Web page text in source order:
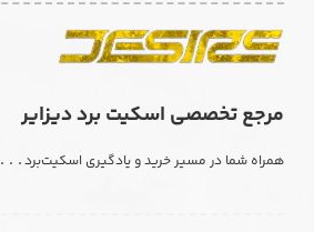
مرجع تخصصی اسکیت برد دیزایر
همراه شما در مسیر خرید و یادگیری اسکیت‌برد. . .